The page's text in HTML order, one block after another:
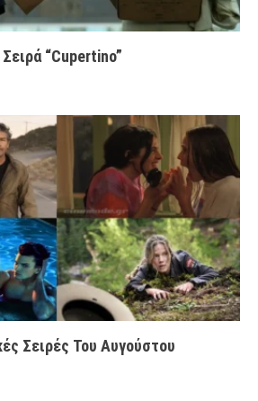
“Cupertino”
Σειρές Του Αυγούστου